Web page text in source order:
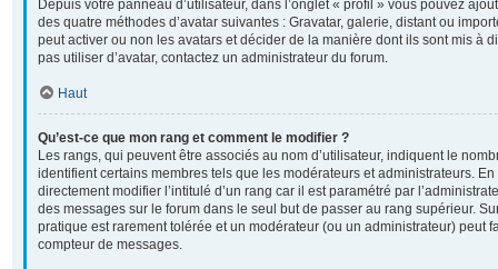
Depuis votre panneau d’utilisateur, dans l’onglet « profil » vous pouvez
des quatre méthodes d’avatar suivantes : Gravatar, galerie, distant ou
peut activer ou non les avatars et décider de la manière dont ils sont mis à
pas utiliser d’avatar, contactez un administrateur du forum.
Haut
Qu’est-ce que mon rang et comment le modifier ?
Les rangs, qui peuvent être associés au nom d’utilisateur, indiquent le
identifient certains membres tels que les modérateurs et administrateurs.
directement modifier l’intitulé d’un rang car il est paramétré par
des messages sur le forum dans le seul but de passer au rang supérieur.
pratique est rarement tolérée et un modérateur (ou un administrateur) peut
compteur de messages.